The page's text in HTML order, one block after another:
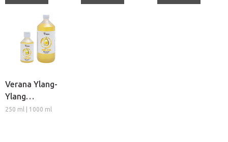
Verana Ylang-
Ylang
masszázsolaj
250 ml | 1000 ml